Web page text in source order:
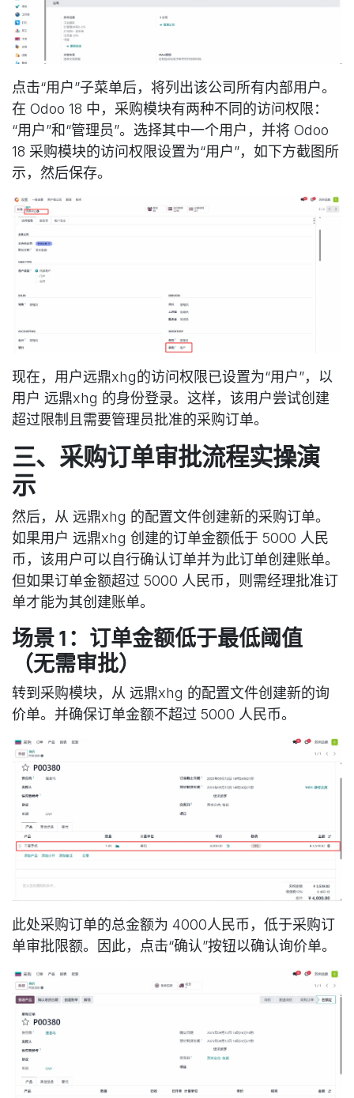
点击“用户”子菜单后，将列出该公司所有内部用户。
在 Odoo 18 中，采购模块有两种不同的访问权限：
“用户”和“管理员”。选择其中一个用户，并将 Odoo
18 采购模块的访问权限设置为“用户”，如下方截图所
示，然后保存。
现在，用户远鼎xhg的访问权限已设置为“用户”，以
用户 远鼎xhg 的身份登录。这样，该用户尝试创建
超过限制且需要管理员批准的采购订单。
三、采购订单审批流程实操演
示
然后，从 远鼎xhg 的配置文件创建新的采购订单。
如果用户 远鼎xhg 创建的订单金额低于 5000 人民
币，该用户可以自行确认订单并为此订单创建账单。
但如果订单金额超过 5000 人民币，则需经理批准订
单才能为其创建账单。
场景 1：订单金额低于最低阈值
（无需审批）
转到采购模块，从 远鼎xhg 的配置文件创建新的询
价单。并确保订单金额不超过 5000 人民币。
此处采购订单的总金额为 4000人民币，低于采购订
单审批限额。因此，点击“确认”按钮以确认询价单。